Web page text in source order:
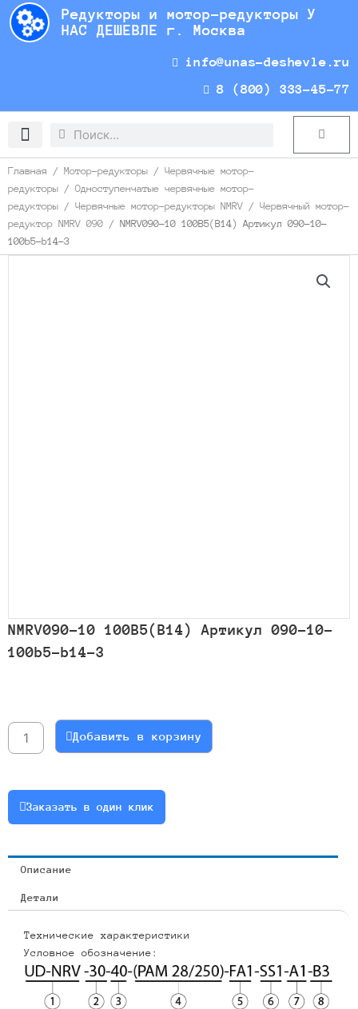
Перейти
содержимому
Редукторы и мотор-редукторы У
НАС ДЕШЕВЛЕ г. Москва
info@unas-deshevle.ru
8 (800) 333-45-77
Search
Search Cart
Главная / Мотор-редукторы / Червячные мотор-
редукторы / Одноступенчатые червячные мотор-
редукторы / Червячные мотор-редукторы NMRV / Червячный мотор-
редуктор NMRV 090 / NMRV090-10 100B5(B14) Артикул 090-10-
100b5-b14-3
NMRV090-10 100B5(B14) Артикул 090-10-
100b5-b14-3
NMRV090-
10
090-
10-
b14-
Добавить в корзину
Заказать в один клик
Описание
Детали
Технические характеристики
Условное обозначение: